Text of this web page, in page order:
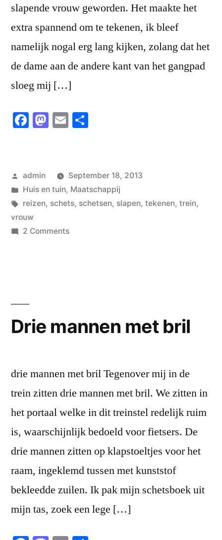
slapende vrouw geworden. Het maakte het
extra spannend om te tekenen, ik bleef
namelijk nogal erg lang kijken, zolang dat het
de dame aan de andere kant van het gangpad
sloeg mij […]
Facebook
Mastodon
Email
Posted
by
admin
September 18, 2013
Posted
in
Huis en tuin, Maatschappij
Tags:
reizen, schets, schetsen, slapen, tekenen, trein,
vrouw
2 Commentson
Drie mannen met bril
drie mannen met bril Tegenover mij in de
trein zitten drie mannen met bril. We zitten in
het portaal welke in dit treinstel redelijk ruim
is, waarschijnlijk bedoeld voor fietsers. De
drie mannen zitten op klapstoeltjes voor het
raam, ingeklemd tussen met kunststof
bekleedde zuilen. Ik pak mijn schetsboek uit
mijn tas, zoek een lege […]